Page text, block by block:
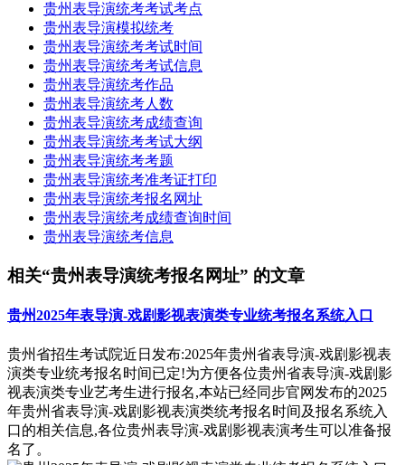
贵州表导演统考考试考点
贵州表导演模拟统考
贵州表导演统考考试时间
贵州表导演统考考试信息
贵州表导演统考作品
贵州表导演统考人数
贵州表导演统考成绩查询
贵州表导演统考考试大纲
贵州表导演统考考题
贵州表导演统考准考证打印
贵州表导演统考报名网址
贵州表导演统考成绩查询时间
贵州表导演统考信息
相关“贵州表导演统考报名网址” 的文章
贵州2025年表导演-戏剧影视表演类专业统考报名系统入口
贵州省招生考试院近日发布:2025年贵州省表导演-戏剧影视表
演类专业统考报名时间已定!为方便各位贵州省表导演-戏剧影
视表演类专业艺考生进行报名,本站已经同步官网发布的2025
年贵州省表导演-戏剧影视表演类统考报名时间及报名系统入
口的相关信息,各位贵州表导演-戏剧影视表演考生可以准备报
名了。